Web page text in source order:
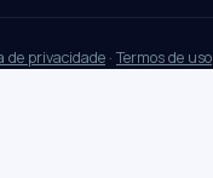
de privacidade · Termos de uso